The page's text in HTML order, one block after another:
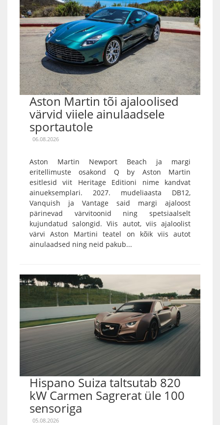
Aston Martin tõi ajaloolised
värvid viiele ainulaadsele
sportautole
06.08.2026
Aston Martin Newport Beach ja margi
eritellimuste osakond Q by Aston Martin
esitlesid viit Heritage Editioni nime kandvat
ainueksemplari. 2027. mudeliaasta DB12,
Vanquish ja Vantage said margi ajaloost
pärinevad värvitoonid ning spetsiaalselt
kujundatud salongid. Viis autot, viis ajaloolist
värvi Aston Martini teatel on kõik viis autot
ainulaadsed ning neid pakub...
Hispano Suiza taltsutab 820
kW Carmen Sagrerat üle 100
sensoriga
05.08.2026